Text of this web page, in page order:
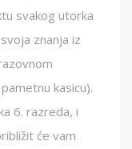
svakog utorka
znanja iz
kasicu).
6. razreda, i
će vam